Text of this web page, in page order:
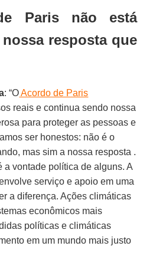
Paris não está
resposta que
: “OAcordo de Paris
reais e continua sendo nossa
para proteger as pessoas e
ser honestos: não é o
mas sim a nossa resposta .
a vontade política de alguns. A
serviço e apoio em uma
a diferença. Ações climáticas
econômicos mais
políticas e climáticas
em um mundo mais justo